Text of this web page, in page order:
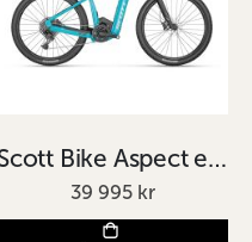
Scott Bike Aspect eRIDE 920 Blå 2024
39 995 kr